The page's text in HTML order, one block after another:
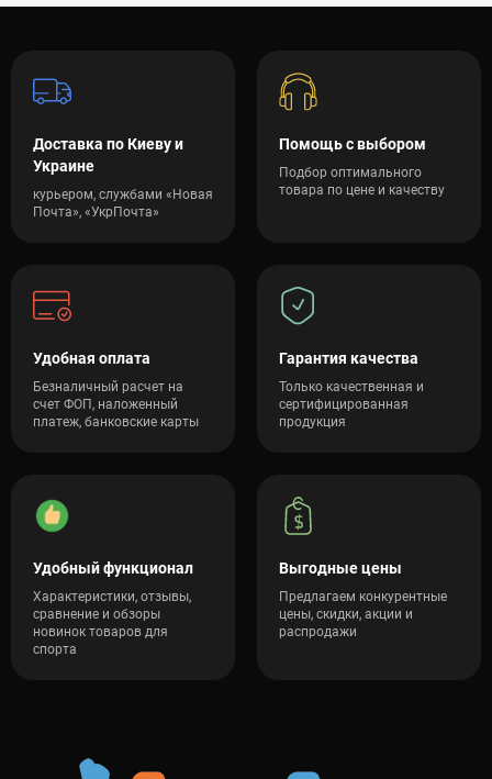
Доставка по Киеву и
Украине
курьером, службами «Новая
Почта», «УкрПочта»
Помощь с выбором
Подбор оптимального
товара по цене и качеству
Удобная оплата
Безналичный расчет на
счет ФОП, наложенный
платеж, банковские карты
Гарантия качества
Только качественная и
сертифицированная
продукция
Удобный функционал
Характеристики, отзывы,
сравнение и обзоры
новинок товаров для
спорта
Выгодные цены
Предлагаем конкурентные
цены, скидки, акции и
распродажи